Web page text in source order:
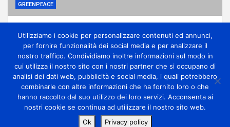
GREENPEACE
riforme sui pesticidi
1 giorno ago miometeo
Copyright Miometeo © All rights reserved | Theme by
MantraBrain
Utilizziamo i cookie per personalizzare contenuti ed annunci,
per fornire funzionalità dei social media e per analizzare il
nostro traffico. Condividiamo inoltre informazioni sul modo in
cui utilizza il nostro sito con i nostri partner che si occupano di
analisi dei dati web, pubblicità e social media, i quali potrebbero
combinarle con altre informazioni che ha fornito loro o che
hanno raccolto dal suo utilizzo dei loro servizi. Acconsenta ai
nostri cookie se continua ad utilizzare il nostro sito web.
Ok
Privacy policy